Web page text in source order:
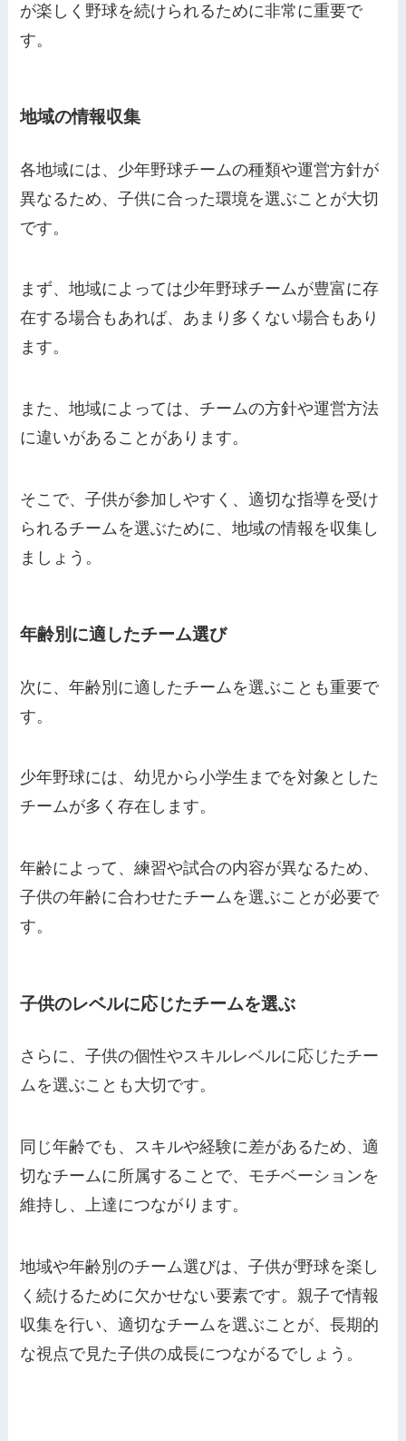
が楽しく野球を続けられるために非常に重要で
す。
地域の情報収集
各地域には、少年野球チームの種類や運営方針が
異なるため、子供に合った環境を選ぶことが大切
です。
まず、地域によっては少年野球チームが豊富に存
在する場合もあれば、あまり多くない場合もあり
ます。
また、地域によっては、チームの方針や運営方法
に違いがあることがあります。
そこで、子供が参加しやすく、適切な指導を受け
られるチームを選ぶために、地域の情報を収集し
ましょう。
年齢別に適したチーム選び
次に、年齢別に適したチームを選ぶことも重要で
す。
少年野球には、幼児から小学生までを対象とした
チームが多く存在します。
年齢によって、練習や試合の内容が異なるため、
子供の年齢に合わせたチームを選ぶことが必要で
す。
子供のレベルに応じたチームを選ぶ
さらに、子供の個性やスキルレベルに応じたチー
ムを選ぶことも大切です。
同じ年齢でも、スキルや経験に差があるため、適
切なチームに所属することで、モチベーションを
維持し、上達につながります。
地域や年齢別のチーム選びは、子供が野球を楽し
く続けるために欠かせない要素です。親子で情報
収集を行い、適切なチームを選ぶことが、長期的
な視点で見た子供の成長につながるでしょう。